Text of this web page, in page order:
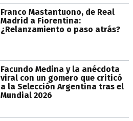
Franco Mastantuono, de Real
Madrid a Fiorentina:
¿Relanzamiento o paso atrás?
Facundo Medina y la anécdota
viral con un gomero que criticó
a la Selección Argentina tras el
Mundial 2026